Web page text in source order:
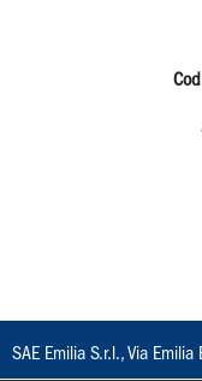
SAE Emilia S.r.l., Via